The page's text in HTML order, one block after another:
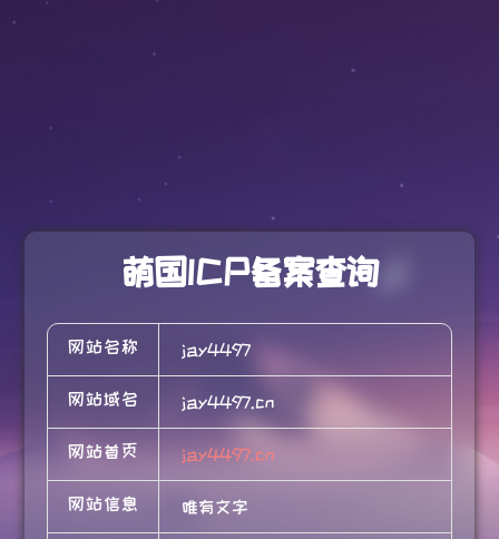
萌国ICP备案查询
网站名称 jay4497
网站域名 jay4497.cn
网站首页 jay4497.cn
网站信息 唯有文字